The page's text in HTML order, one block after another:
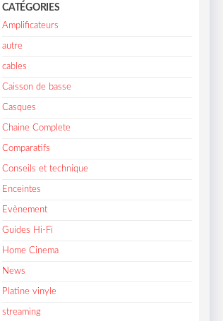
CATÉGORIES
Amplificateurs
autre
cables
Caisson de basse
Casques
Chaine Complete
Comparatifs
Conseils et technique
Enceintes
Evènement
Guides Hi-Fi
Home Cinema
News
Platine vinyle
streaming